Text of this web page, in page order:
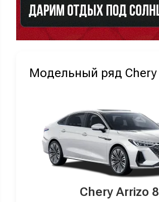
Модельный ряд Chery
Chery Arrizo 8